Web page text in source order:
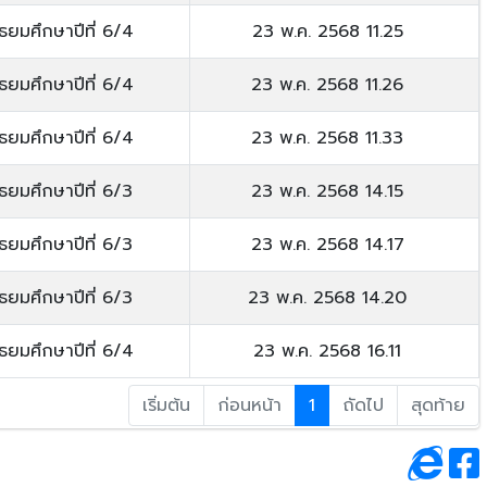
ยมศึกษาปีที่ 6/4 23 พ.ค. 2568 11.25
ยมศึกษาปีที่ 6/4 23 พ.ค. 2568 11.26
ยมศึกษาปีที่ 6/4 23 พ.ค. 2568 11.33
ยมศึกษาปีที่ 6/3 23 พ.ค. 2568 14.15
ยมศึกษาปีที่ 6/3 23 พ.ค. 2568 14.17
ยมศึกษาปีที่ 6/3 23 พ.ค. 2568 14.20
ยมศึกษาปีที่ 6/4 23 พ.ค. 2568 16.11
เริ่มต้น ก่อนหน้า 1 ถัดไป สุดท้าย